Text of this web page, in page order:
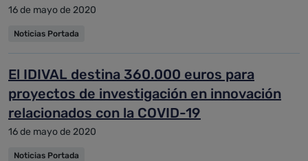
16 de mayo de 2020
Noticias Portada
El IDIVAL destina 360.000 euros para
proyectos de investigación en innovación
relacionados con la COVID-19
16 de mayo de 2020
Noticias Portada